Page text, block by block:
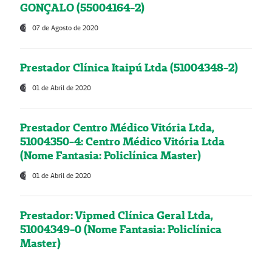
GONÇALO (55004164-2)
07 de Agosto de 2020
Prestador Clínica Itaipú Ltda (51004348-2)
01 de Abril de 2020
Prestador Centro Médico Vitória Ltda,
51004350-4: Centro Médico Vitória Ltda
(Nome Fantasia: Policlínica Master)
01 de Abril de 2020
Prestador: Vipmed Clínica Geral Ltda,
51004349-0 (Nome Fantasia: Policlínica
Master)